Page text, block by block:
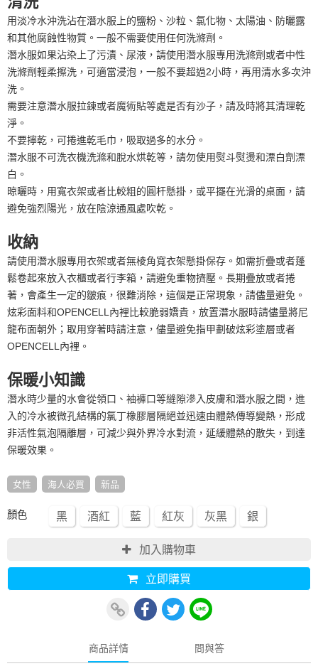
用淡冷水沖洗沾在潛水服上的鹽粉、沙粒、氯化物、太陽油、防曬露
和其他腐蝕性物質。一般不需要使用任何洗滌劑。
潛水服如果沾染上了污漬、尿液，請使用潛水服專用洗滌劑或者中性
洗滌劑輕柔擦洗，可適當浸泡，一般不要超過2小時，再用清水多次沖
洗。
需要注意潛水服拉鍊或者魔術貼等處是否有沙子，請及時將其清理乾
淨。
不要擰乾，可捲進乾毛巾，吸取過多的水分。
潛水服不可洗衣機洗滌和脫水烘乾等，請勿使用熨斗熨燙和漂白劑漂
白。
晾曬時，用寬衣架或者比較粗的圓杆懸掛，或平擺在光滑的桌面，請
避免強烈陽光，放在陰涼通風處吹乾。
收納
請使用潛水服專用衣架或者無棱角寬衣架懸掛保存。如需折疊或者蓬
鬆卷起來放入衣櫃或者行李箱，請避免重物擠壓。長期疊放或者捲
著，會產生一定的皺痕，很難消除，這個是正常現象，請儘量避免。
炫彩面料和OPENCELL內裡比較脆弱嬌貴，放置潛水服時請儘量將尼
龍布面朝外；取用穿著時請注意，儘量避免指甲劃破炫彩塗層或者
OPENCELL內裡。
保暖小知識
潛水時少量的水會從領口、袖褲口等縫隙滲入皮膚和潛水服之間，進
入的冷水被微孔結構的氯丁橡膠層隔絕並迅速由體熱傳導變熱，形成
非活性氣泡隔離層，可減少與外界冷水對流，延緩體熱的散失，到達
保暖效果。
女性 海人必買 新品
顏色 黑 酒紅 藍 紅灰 灰黑 銀
加入購物車
立即購買
商品詳情 問與答